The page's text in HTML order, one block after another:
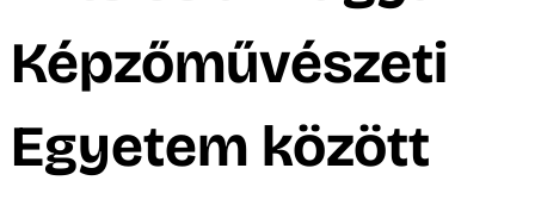
Képzőművészeti
Egyetem között